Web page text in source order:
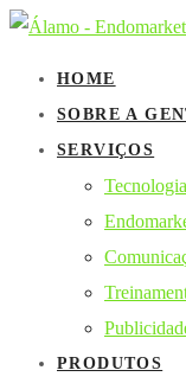
HOME
SOBRE A
SERVIÇOS
Tecnologia
PRODUTOS